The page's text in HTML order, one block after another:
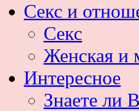
Секс и
Секс
Женская и
Интересное
Знаете ли